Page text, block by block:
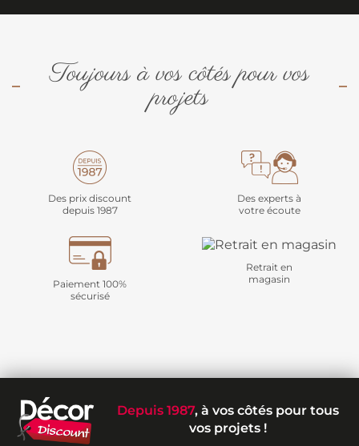
Toujours à vos côtés pour vos
projets
Des prix discount
depuis 1987
Des experts à
votre écoute
Paiement 100%
sécurisé
Retrait en
magasin
Depuis 1987, à vos côtés pour tous
vos projets !